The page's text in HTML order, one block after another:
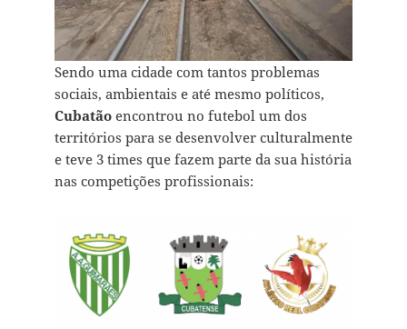
Sendo uma cidade com tantos problemas
sociais, ambientais e até mesmo políticos,
Cubatãoencontrou no futebol um dos
territórios para se desenvolver culturalmente
e teve 3 times que fazem parte da sua história
nas competições profissionais: